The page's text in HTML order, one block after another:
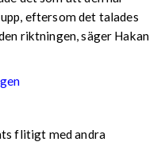
eftersom det talades
riktningen, säger Hakan
flitigt med andra